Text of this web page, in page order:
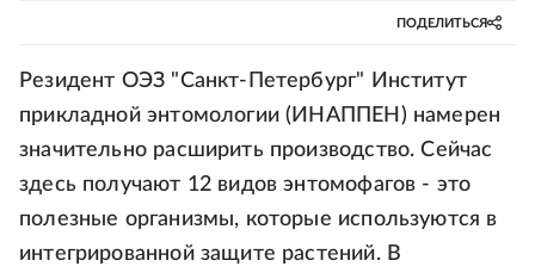
ПОДЕЛИТЬСЯ
Резидент ОЭЗ "Санкт-Петербург" Институт
прикладной энтомологии (ИНАППЕН) намерен
значительно расширить производство. Сейчас
здесь получают 12 видов энтомофагов - это
полезные организмы, которые используются в
интегрированной защите растений. В